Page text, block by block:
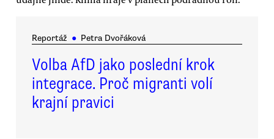
Reportáž ● Petra Dvořáková
Volba AfD jako poslední krok
integrace. Proč migranti volí
krajní pravici